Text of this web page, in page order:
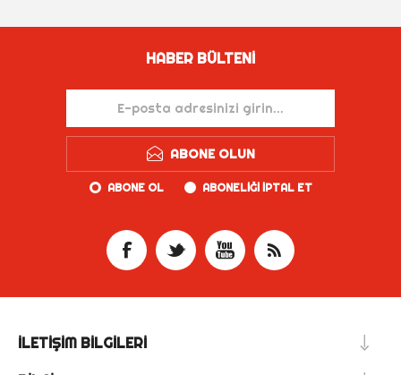
HABER BÜLTENI
ABONE OLUN
ABONE OL ABONELIĞI IPTAL ET
İLETIŞIM BILGILERI